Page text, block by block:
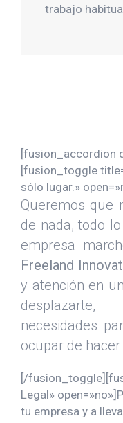
trabajo
[fusion_accordion
[fusion_toggle
sólo lugar.»
Queremos que
de nada, todo
empresa
Freeland
y atención en
necesidades
ocupar de
[/
Legal»
tu empresa y a